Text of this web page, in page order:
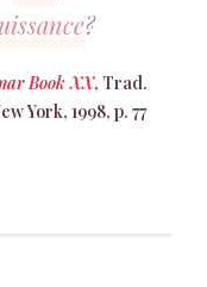
?
Book XX, Trad.
York, 1998, p. 77